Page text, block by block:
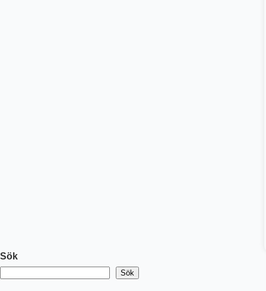
Sök
Sök